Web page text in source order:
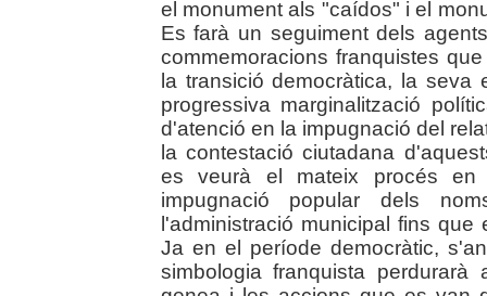
el monument als "caídos" i el
Es farà un seguiment dels
commemoracions franquistes
la transició democràtica, la
progressiva marginalització
d'atenció en la impugnació del
la contestació ciutadana
es veurà el mateix procés en
impugnació popular dels
l'administració municipal fins
Ja en el període democràtic,
simbologia franquista